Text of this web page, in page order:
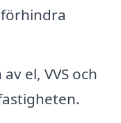
el, VVS och